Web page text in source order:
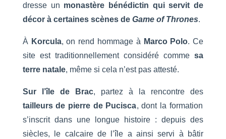
dresse un monastère bénédictin qui servit de
décor à certaines scènes de Game of Thrones.
À Korcula, on rend hommage à Marco Polo. Ce
site est traditionnellement considéré commesa
terre natale, même si cela n’est pas attesté.
Sur l’île de Brac, partez à la rencontre des
tailleurs de pierre de Pucisca, dont la formation
s’inscrit dans une longue histoire : depuis des
siècles, le calcaire de l’île a ainsi servi à bâtir